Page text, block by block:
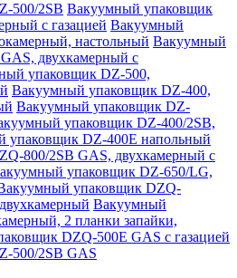
500/2SB Вакуумный упаковщик
с газацией Вакуумный
настольный Вакуумный
двухкамерный с
упаковщик DZ-500,
Вакуумный упаковщик DZ-400,
Вакуумный упаковщик DZ-
упаковщик DZ-400/2SB,
упаковщик DZ-400E напольный
800/2SB GAS, двухкамерный с
упаковщик DZ-650/LG,
упаковщик DZQ-
Вакуумный
2 планки запайки,
DZQ-500E GAS с газацией
500/2SB GAS